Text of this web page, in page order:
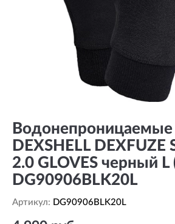
Водонепроницаемые
DEXSHELL DEXFUZE
2.0 GLOVES черный L
DG90906BLK20L
Артикул: DG90906BLK20L